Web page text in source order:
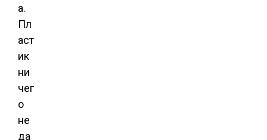
а.
Пл
аст
ик
ни
чег
о
не
да